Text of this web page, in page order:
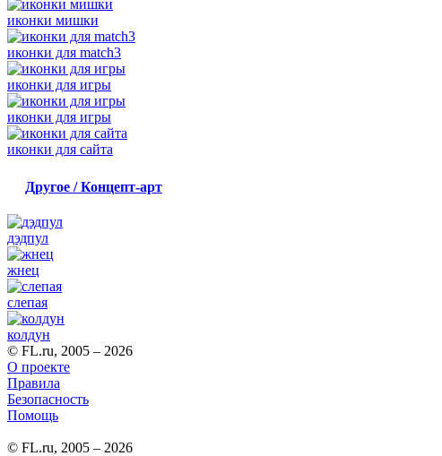
иконки мишки
иконки для match3
иконки для игры
иконки для игры
иконки для сайта
Другое / Концепт-арт
дэдпул
жнец
слепая
колдун
© FL.ru, 2005 – 2026
О проекте
Правила
Безопасность
Помощь
© FL.ru, 2005 – 2026